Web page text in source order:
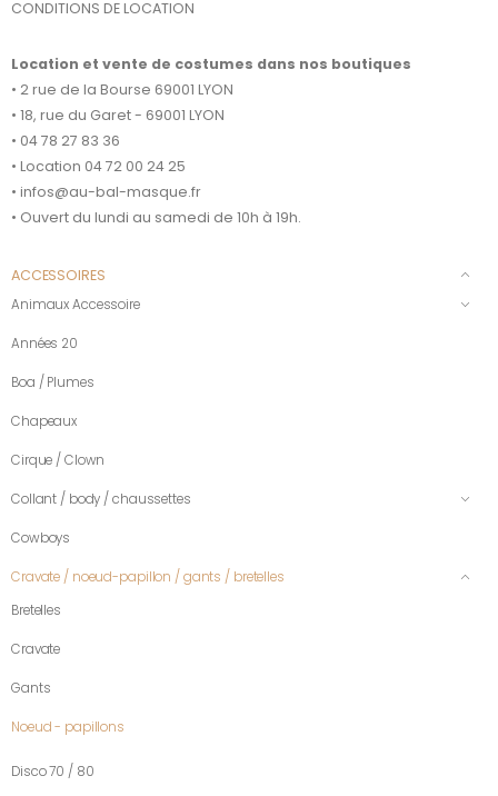
CONDITIONS DE LOCATION
Location et vente de costumes dans nos boutiques
• 2 rue de la Bourse 69001 LYON
• 18, rue du Garet - 69001 LYON
• 04 78 27 83 36
• Location 04 72 00 24 25
• infos@au-bal-masque.fr
• Ouvert du lundi au samedi de 10h à 19h.
ACCESSOIRES
Animaux Accessoire
Années 20
Boa / Plumes
Chapeaux
Cirque / Clown
Collant / body / chaussettes
Cowboys
Cravate / noeud-papillon / gants / bretelles
Bretelles
Cravate
Gants
Noeud - papillons
Disco 70 / 80